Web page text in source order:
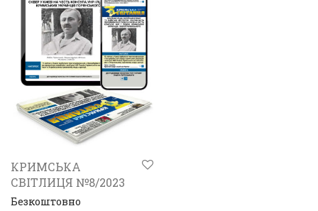
КРИМСЬКА
СВІТЛИЦЯ №8/2023
Безкоштовно